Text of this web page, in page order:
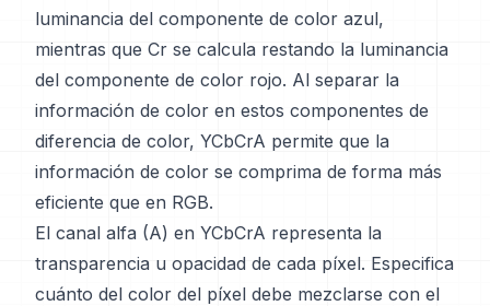
luminancia del componente de color azul,
mientras que Cr se calcula restando la luminancia
del componente de color rojo. Al separar la
información de color en estos componentes de
diferencia de color, YCbCrA permite que la
información de color se comprima de forma más
eficiente que en RGB.
El canal alfa (A) en YCbCrA representa la
transparencia u opacidad de cada píxel. Especifica
cuánto del color del píxel debe mezclarse con el